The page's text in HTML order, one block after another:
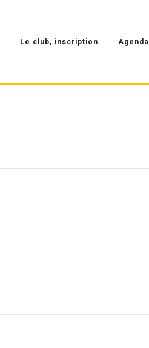
Le club, inscription Agenda